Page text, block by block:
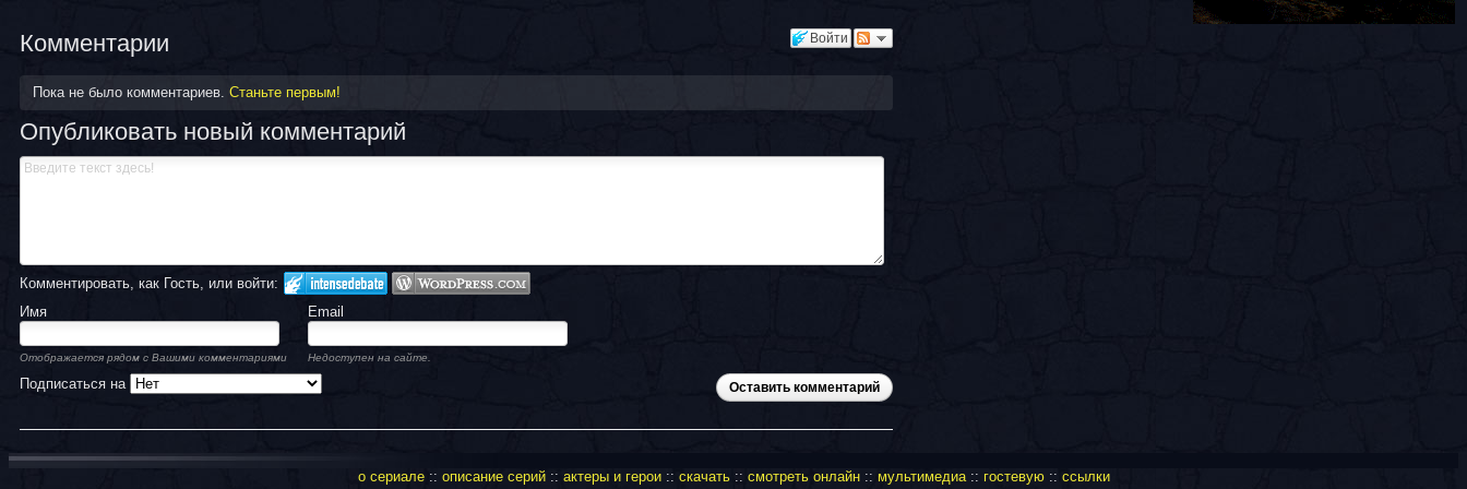
Войти
Комментарии
Пока не было комментариев. Станьте первым!
Опубликовать новый комментарий
Комментировать, как Гость, или войти:
Имя
Email
Отображается рядом с Вашими комментариями Недоступен на сайте.
Оставить комментарий
Подписаться на
о сериале:: описание серий:: актеры и герои:: скачать :: смотреть онлайн:: мультимедиа:: гостевую:: ссылки